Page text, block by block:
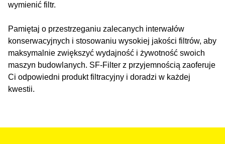
wymienić filtr.
Pamiętaj o przestrzeganiu zalecanych interwałów
konserwacyjnych i stosowaniu wysokiej jakości filtrów, aby
maksymalnie zwiększyć wydajność i żywotność swoich
maszyn budowlanych. SF-Filter z przyjemnością zaoferuje
Ci odpowiedni produkt filtracyjny i doradzi w każdej
kwestii.